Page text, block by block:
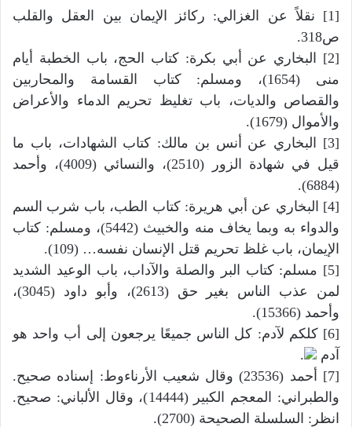
[1] نقلاً عن الغزالي: ركائز الإيمان بين العقل والقلب
ص318.
[2] البخاري عن أبي بكرة: كتاب الحج، باب الخطبة أيام
منى (1654)، ومسلم: كتاب القسامة والمحاربين
والقصاص والديات، باب تغليظ تحريم الدماء والأعراض
والأموال (1679).
[3] البخاري عن أنس بن مالك: كتاب الشهادات، باب ما
قيل في شهادة الزور (2510)، والنسائي (4009)، وأحمد
(6884).
[4] البخاري عن أبي هريرة: كتاب الطب، باب شرب السم
والدواء به وبما يخاف منه والخبيث (5442)، ومسلم: كتاب
الإيمان، باب غلظ تحريم قتل الإنسان نفسه… (109).
[5] مسلم: كتاب البر والصلة والآداب، باب الوعيد الشديد
لمن عذب الناس بغير حق (2613)، وأبو داود (3045)،
وأحمد (15366).
[6] كلكم لآدم: كل الناس جميعًا يرجعون إلى أب واحد هو
آدم
.
[7] أحمد (23536) وقال شعيب الأرناءوط: إسناده صحيح.
والطبراني: المعجم الكبير (14444)، وقال الألباني: صحيح.
انظر: السلسلة الصحيحة (2700).